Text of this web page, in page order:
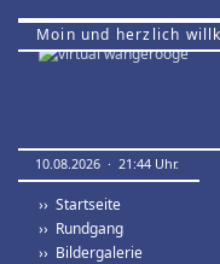
Moin und herzlich
10.08.2026 · 21:44 Uhr.
›› Startseite
›› Rundgang
›› Bildergalerie